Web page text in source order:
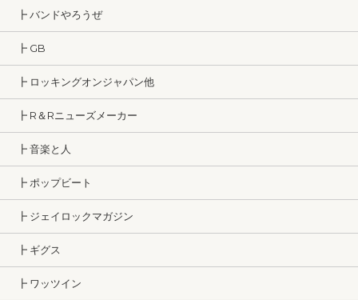
┣ バンドやろうぜ
┣ GB
┣ ロッキングオンジャパン他
┣ R＆Rニューズメーカー
┣ 音楽と人
┣ ポップビート
┣ ジェイロックマガジン
┣ ギグス
┣ ワッツイン